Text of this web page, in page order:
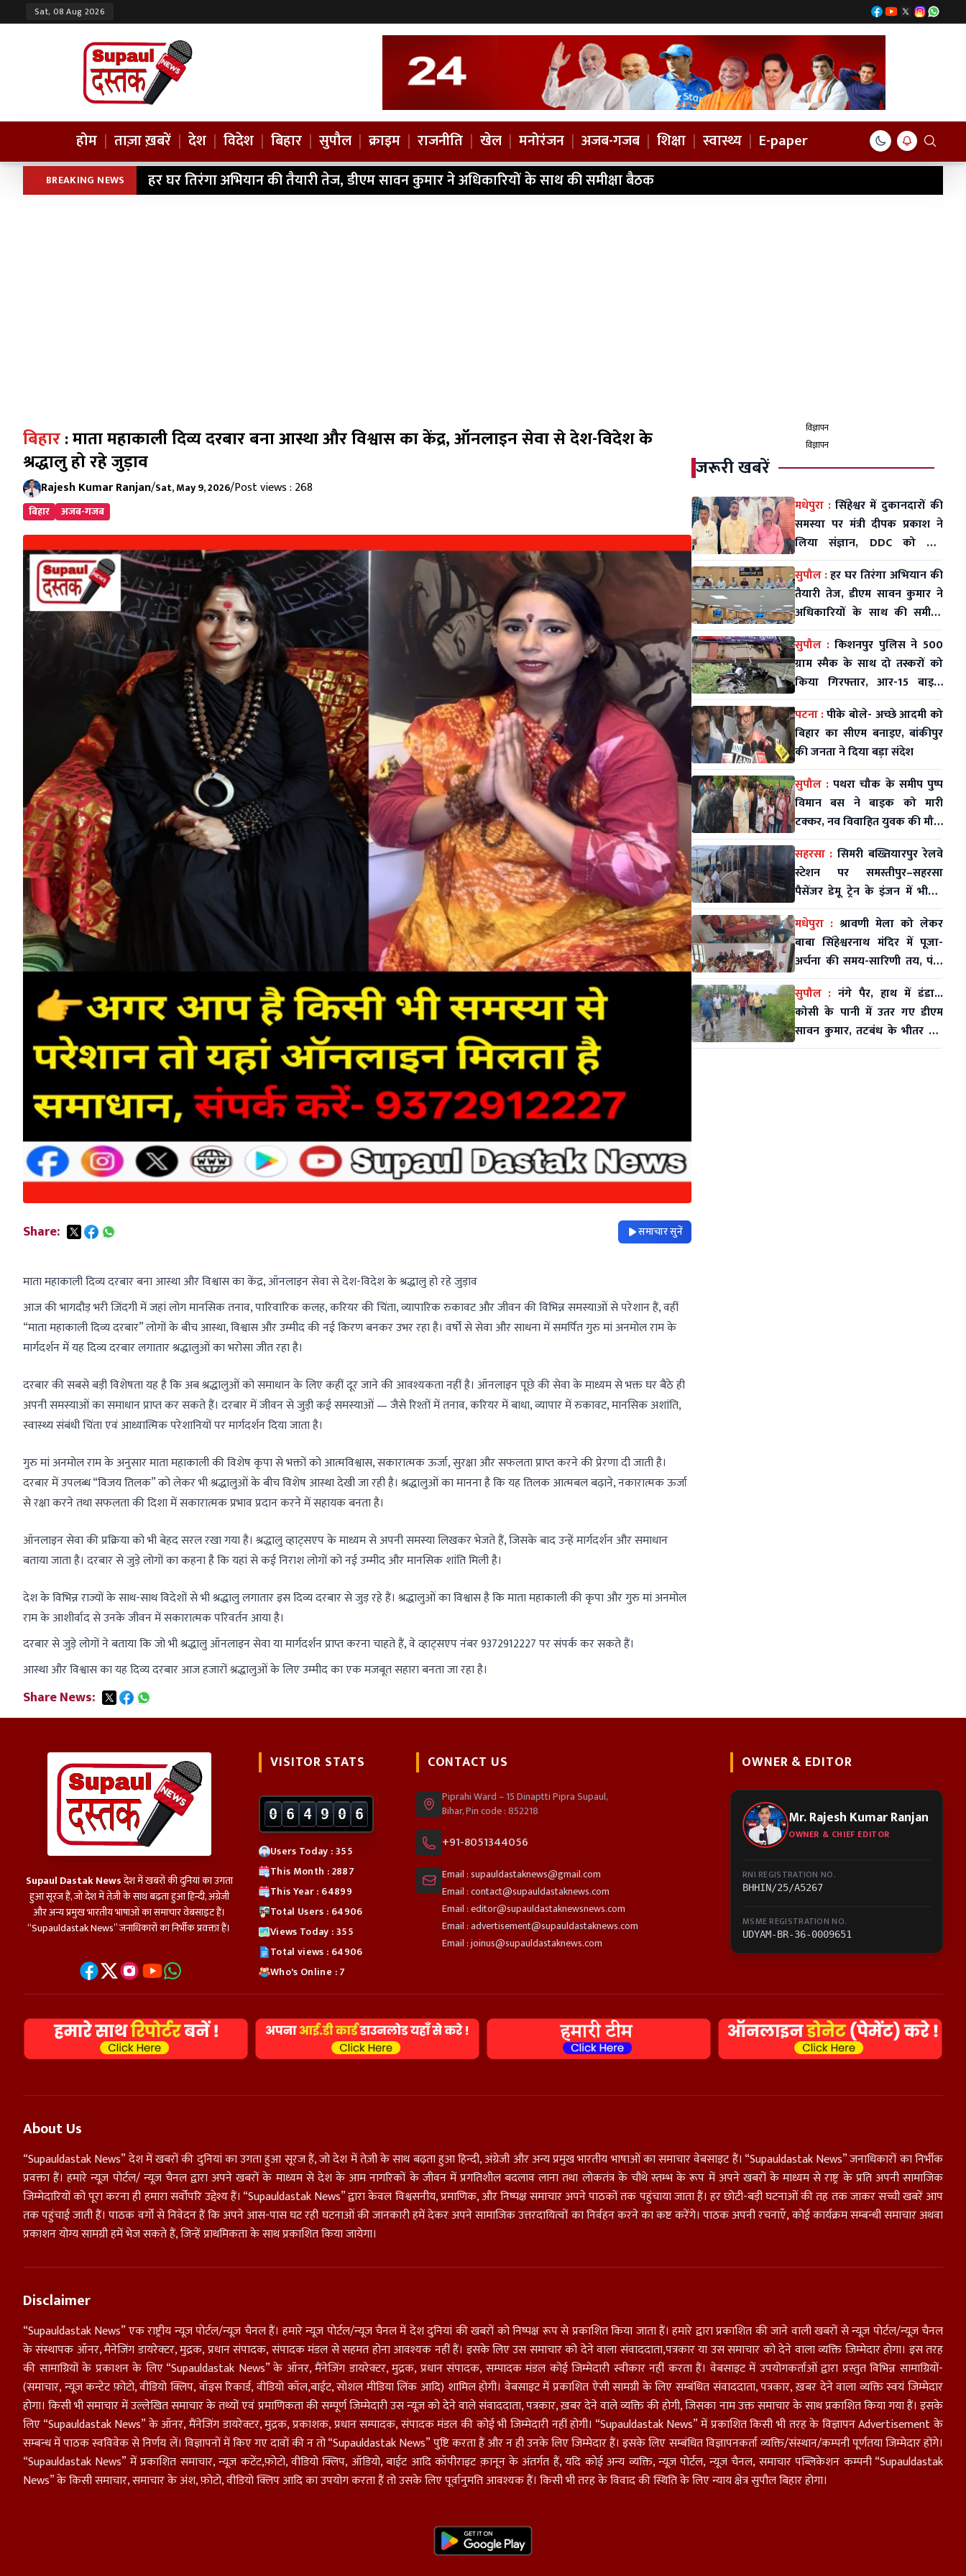
Sat, 08 Aug 2026
होम | ताज़ा ख़बरें | देश | विदेश | बिहार | सुपौल | क्राइम | राजनीति | खेल | मनोरंजन | अजब-गजब | शिक्षा | स्वास्थ्य | E-paper
BREAKING NEWS हर घर तिरंगा अभियान की तैयारी तेज, डीएम सावन कुमार ने अधिकारियों के साथ की समीक्षा बैठक
बिहार: माता महाकाली दिव्य दरबार बना आस्था और विश्वास का केंद्र, ऑनलाइन सेवा से देश-विदेश के
श्रद्धालु हो रहे जुड़ाव
Rajesh Kumar Ranjan/Sat, May 9, 2026/Post views : 268
बिहार अजब-गजब
Share: समाचार सुनें
माता महाकाली दिव्य दरबार बना आस्था और विश्वास का केंद्र, ऑनलाइन सेवा से देश-विदेश के श्रद्धालु हो रहे जुड़ाव
आज की भागदौड़ भरी जिंदगी में जहां लोग मानसिक तनाव, पारिवारिक कलह, करियर की चिंता, व्यापारिक रुकावट और जीवन की विभिन्न समस्याओं से परेशान हैं, वहीं
“माता महाकाली दिव्य दरबार” लोगों के बीच आस्था, विश्वास और उम्मीद की नई किरण बनकर उभर रहा है। वर्षों से सेवा और साधना में समर्पित गुरु मां अनमोल राम के
मार्गदर्शन में यह दिव्य दरबार लगातार श्रद्धालुओं का भरोसा जीत रहा है।
दरबार की सबसे बड़ी विशेषता यह है कि अब श्रद्धालुओं को समाधान के लिए कहीं दूर जाने की आवश्यकता नहीं है। ऑनलाइन पूछे की सेवा के माध्यम से भक्त घर बैठे ही
अपनी समस्याओं का समाधान प्राप्त कर सकते हैं। दरबार में जीवन से जुड़ी कई समस्याओं — जैसे रिश्तों में तनाव, करियर में बाधा, व्यापार में रुकावट, मानसिक अशांति,
स्वास्थ्य संबंधी चिंता एवं आध्यात्मिक परेशानियों पर मार्गदर्शन दिया जाता है।
गुरु मां अनमोल राम के अनुसार माता महाकाली की विशेष कृपा से भक्तों को आत्मविश्वास, सकारात्मक ऊर्जा, सुरक्षा और सफलता प्राप्त करने की प्रेरणा दी जाती है।
दरबार में उपलब्ध “विजय तिलक” को लेकर भी श्रद्धालुओं के बीच विशेष आस्था देखी जा रही है। श्रद्धालुओं का मानना है कि यह तिलक आत्मबल बढ़ाने, नकारात्मक ऊर्जा
से रक्षा करने तथा सफलता की दिशा में सकारात्मक प्रभाव प्रदान करने में सहायक बनता है।
ऑनलाइन सेवा की प्रक्रिया को भी बेहद सरल रखा गया है। श्रद्धालु व्हाट्सएप के माध्यम से अपनी समस्या लिखकर भेजते हैं, जिसके बाद उन्हें मार्गदर्शन और समाधान
बताया जाता है। दरबार से जुड़े लोगों का कहना है कि यहां से कई निराश लोगों को नई उम्मीद और मानसिक शांति मिली है।
देश के विभिन्न राज्यों के साथ-साथ विदेशों से भी श्रद्धालु लगातार इस दिव्य दरबार से जुड़ रहे हैं। श्रद्धालुओं का विश्वास है कि माता महाकाली की कृपा और गुरु मां अनमोल
राम के आशीर्वाद से उनके जीवन में सकारात्मक परिवर्तन आया है।
दरबार से जुड़े लोगों ने बताया कि जो भी श्रद्धालु ऑनलाइन सेवा या मार्गदर्शन प्राप्त करना चाहते हैं, वे व्हाट्सएप नंबर 9372912227 पर संपर्क कर सकते हैं।
आस्था और विश्वास का यह दिव्य दरबार आज हजारों श्रद्धालुओं के लिए उम्मीद का एक मजबूत सहारा बनता जा रहा है।
Share News:
विज्ञापन
विज्ञापन
जरूरी खबरें
मधेपुरा : सिंहेश्वर में दुकानदारों की
समस्या पर मंत्री दीपक प्रकाश ने
लिया संज्ञान, DDC को दिए
तत्काल निर्देश
सुपौल :हर घर तिरंगा अभियान की
तैयारी तेज, डीएम सावन कुमार ने
अधिकारियों के साथ की समीक्षा
बैठक
सुपौल : किशनपुर पुलिस ने 500
ग्राम स्मैक के साथ दो तस्करों को
किया गिरफ्तार, आर-15 बाइक
जब्त
पटना :पीके बोले- अच्छे आदमी को
बिहार का सीएम बनाइए, बांकीपुर
की जनता ने दिया बड़ा संदेश
सुपौल : पथरा चौक के समीप पुष्प
विमान बस ने बाइक को मारी
टक्कर, नव विवाहित युवक की मौत;
महिला व मासूम घायल
सहरसा : सिमरी बख्तियारपुर रेलवे
स्टेशन पर समस्तीपुर–सहरसा
पैसेंजर डेमू ट्रेन के इंजन में भीषण
आग
मधेपुरा : श्रावणी मेला को लेकर
बाबा सिंहेश्वरनाथ मंदिर में पूजा-
अर्चना की समय-सारिणी तय, पंडा
समाज की समस्याओं पर भी हुई
चर्चा
सुपौल : नंगे पैर, हाथ में डंडा...
कोसी के पानी में उतर गए डीएम
सावन कुमार, तटबंध के भीतर बसे
लोगों का दर्द सुने
Supaul Dastak Newsदेश में खबरों की दुनियां का उगता
हुआ सूरज हैं, जो देश में तेज़ी के साथ बढ़ता हुआ हिन्दी, अंग्रेजी
और अन्य प्रमुख भारतीय भाषाओं का समाचार वेबसाइट हैं।
“Supauldastak News” जनाधिकारों का निर्भीक प्रवक्ता हैं।
VISITOR STATS
0 6 4 9 0 6
Users Today : 355
This Month : 2887
This Year : 64899
Total Users : 64906
Views Today : 355
Total views : 64906
Who's Online : 7
CONTACT US
Piprahi Ward – 15 Dinaptti Pipra Supaul,
Bihar, Pin code : 852218
+91-8051344056
Email : supauldastaknews@gmail.com
Email : contact@supauldastaknews.com
Email : editor@supauldastaknewsnews.com
Email : advertisement@supauldastaknews.com
Email : joinus@supauldastaknews.com
OWNER & EDITOR
Mr. Rajesh Kumar Ranjan
OWNER & CHIEF EDITOR
RNI REGISTRATION NO.
BHHIN/25/A5267
MSME REGISTRATION NO.
UDYAM-BR-36-0009651
About Us
“Supauldastak News” देश में खबरों की दुनियां का उगता हुआ सूरज हैं, जो देश में तेज़ी के साथ बढ़ता हुआ हिन्दी, अंग्रेजी और अन्य प्रमुख भारतीय भाषाओं का समाचार वेबसाइट हैं। “Supauldastak News” जनाधिकारों का निर्भीक
प्रवक्ता हैं। हमारे न्यूज़ पोर्टल/ न्यूज़ चैनल द्वारा अपने खबरों के माध्यम से देश के आम नागरिकों के जीवन में प्रगतिशील बदलाव लाना तथा लोकतंत्र के चौथे स्तम्भ के रूप में अपने खबरों के माध्यम से राष्ट्र के प्रति अपनी सामाजिक
जिम्मेदारियों को पूरा करना ही हमारा सर्वोपरि उद्देश्य हैं। “Supauldastak News” द्वारा केवल विश्वसनीय, प्रमाणिक, और निष्पक्ष समाचार अपने पाठकों तक पहुंचाया जाता हैं। हर छोटी-बड़ी घटनाओं की तह तक जाकर सच्ची खबरें आप
तक पहुंचाई जाती हैं। पाठक वर्गों से निवेदन हैं कि अपने आस-पास घट रही घटनाओं की जानकारी हमें देकर अपने सामाजिक उत्तरदायित्वों का निर्वहन करने का कष्ट करेंगे। पाठक अपनी रचनाएँ, कोई कार्यक्रम सम्बन्धी समाचार अथवा
प्रकाशन योग्य सामग्री हमें भेज सकते हैं, जिन्हें प्राथमिकता के साथ प्रकाशित किया जायेगा।
Disclaimer
“Supauldastak News” एक राष्ट्रीय न्यूज़ पोर्टल/न्यूज़ चैनल हैं। हमारे न्यूज़ पोर्टल/न्यूज चैनल में देश दुनियां की खबरों को निष्पक्ष रूप से प्रकाशित किया जाता हैं। हमारे द्वारा प्रकाशित की जाने वाली खबरों से न्यूज़ पोर्टल/न्यूज़ चैनल
के संस्थापक ऑनर, मैनेजिंग डायरेक्टर, मुद्रक, प्रधान संपादक, संपादक मंडल से सहमत होना आवश्यक नहीं हैं। इसके लिए उस समाचार को देने वाला संवाददाता,पत्रकार या उस समाचार को देने वाला व्यक्ति जिम्मेदार होगा। इस तरह
की सामाग्रियों के प्रकाशन के लिए “Supauldastak News” के ऑनर, मैंनेजिंग डायरेक्टर, मुद्रक, प्रधान संपादक, सम्पादक मंडल कोई जिम्मेदारी स्वीकार नहीं करता हैं। वेबसाइट में उपयोगकर्ताओं द्वारा प्रस्तुत विभिन्न सामाग्रियों-
(समाचार, न्यूज़ कन्टेट फ़ोटो, वीडियो क्लिप, वॉइस रिकार्ड, वीडियो कॉल,बाईट, सोशल मीडिया लिंक आदि) शामिल होगी। वेबसाइट में प्रकाशित ऐसी सामग्री के लिए सम्बंधित संवाददाता, पत्रकार, ख़बर देने वाला व्यक्ति स्वयं जिम्मेदार
होगा। किसी भी समाचार में उल्लेखित समाचार के तथ्यों एवं प्रमाणिकता की सम्पूर्ण जिम्मेदारी उस न्यूज़ को देने वाले संवाददाता, पत्रकार, ख़बर देने वाले व्यक्ति की होगी, जिसका नाम उक्त समाचार के साथ प्रकाशित किया गया हैं। इसके
लिए “Supauldastak News” के ऑनर, मैंनेजिंग डायरेक्टर, मुद्रक, प्रकाशक, प्रधान सम्पादक, संपादक मंडल की कोई भी जिम्मेदारी नहीं होगी। “Supauldastak News” में प्रकाशित किसी भी तरह के विज्ञापन Advertisement के
सम्बन्ध में पाठक स्वविवेक से निर्णय लें। विज्ञापनों में किए गए दावों की न तो “Supauldastak News” पुष्टि करता हैं और न ही उनके लिए जिम्मेदार हैं। इसके लिए सम्बंधित विज्ञापनकर्ता व्यक्ति/संस्थान/कम्पनी पूर्णतया जिम्मेदार होंगे।
“Supauldastak News” में प्रकाशित समाचार, न्यूज़ कटेंट,फ़ोटो, वीडियो क्लिप, ऑडियो, बाईट आदि कॉपीराइट क़ानून के अंतर्गत हैं, यदि कोई अन्य व्यक्ति, न्यूज़ पोर्टल, न्यूज चैनल, समाचार पब्लिकेशन कम्पनी “Supauldastak
News” के किसी समाचार, समाचार के अंश, फ़ोटो, वीडियो क्लिप आदि का उपयोग करता हैं तो उसके लिए पूर्वानुमति आवश्यक हैं। किसी भी तरह के विवाद की स्थिति के लिए न्याय क्षेत्र सुपौल बिहार होगा।